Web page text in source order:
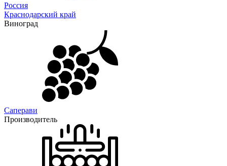
Россия
Краснодарский край
Виноград
Саперави
Производитель